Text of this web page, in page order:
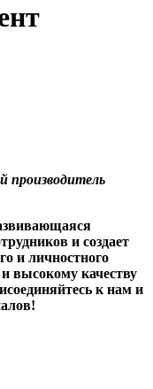
и создает
и личностного
высокому качеству
к нам и